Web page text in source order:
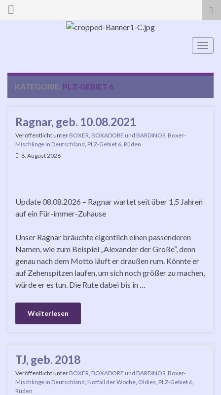
Search for:
KATEGORIE: PLZ-GEBIET 6
Ragnar, geb. 10.08.2021
Veröffentlicht unter BOXER, BOXADORE und BARDINOS Boxer-
Mischlinge in Deutschland PLZ-Gebiet 6 Rüden
8. August 2026
Update 08.08.2026 – Ragnar wartet seit über 1,5 Jahren
auf ein Für-immer-Zuhause
Unser Ragnar bräuchte eigentlich einen passenderen
Namen, wie zum Beispiel „Alexander der Große“, denn
genau nach dem Motto läuft er draußen rum. Könnte er
auf Zehenspitzen laufen, um sich noch größer zu machen,
würde er es tun. Die Rute dabei bis in …
Weiterlesen
TJ, geb. 2018
Veröffentlicht unter BOXER, BOXADORE und BARDINOS Boxer-
Mischlinge in Deutschland Notfall der Woche Oldies PLZ-Gebiet 6
Rüden